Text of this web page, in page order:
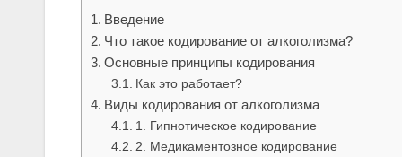
Введение
Что такое кодирование от алкоголизма?
Основные принципы кодирования
Как это работает?
Виды кодирования от алкоголизма
1. Гипнотическое кодирование
2. Медикаментозное кодирование